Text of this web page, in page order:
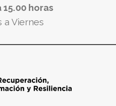
15.00 horas
a Viernes